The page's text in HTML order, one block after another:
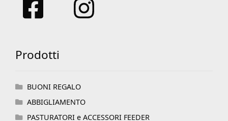
Prodotti
BUONI REGALO
ABBIGLIAMENTO
PASTURATORI e ACCESSORI FEEDER